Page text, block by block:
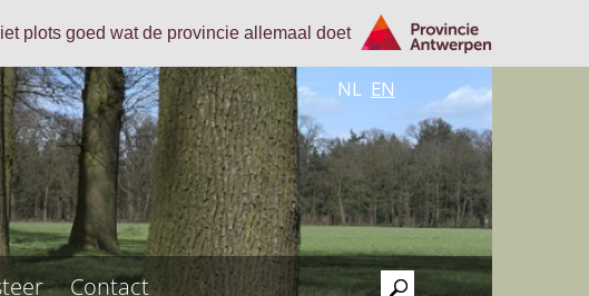
plots goed wat de provincie allemaal doet
NL EN
Contact